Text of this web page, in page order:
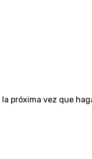
próxima vez que